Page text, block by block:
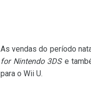
As vendas do período
for Nintendo 3DSe
para o Wii U.